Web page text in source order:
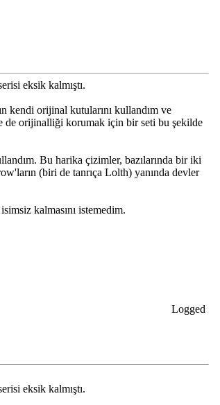
eksik kalmıştı.
kendi orijinal kutularını kullandım ve
de orijinalliği korumak için bir seti bu şekilde
Bu harika çizimler, bazılarında bir iki
(biri de tanrıça Lolth) yanında devler
kalmasını istemedim.
Logged
eksik kalmıştı.